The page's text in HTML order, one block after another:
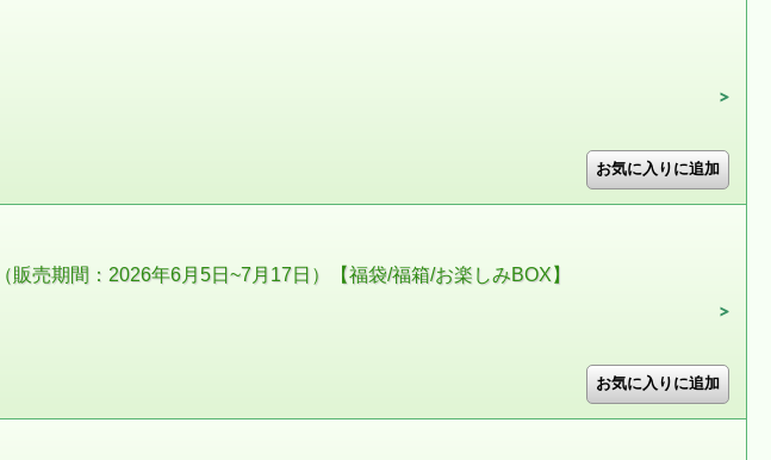
売期間：2026年6月5日~7月17日）【福袋/福箱/お楽しみBOX】